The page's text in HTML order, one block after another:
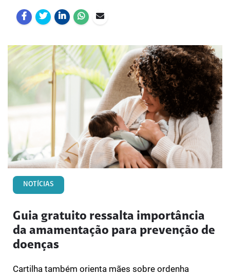
NOTÍCIAS
Guia gratuito ressalta importância
da amamentação para prevenção de
doenças
Cartilha também orienta mães sobre ordenha